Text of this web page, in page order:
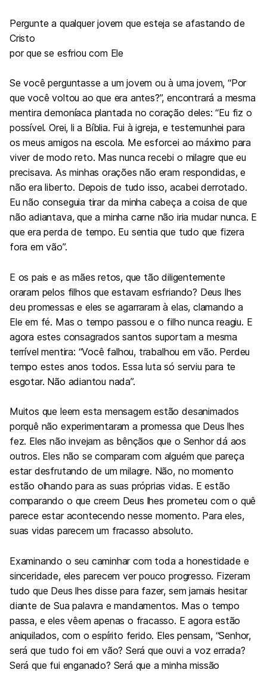
Pergunte a qualquer jovem que esteja se afastando de
Cristo
por que se esfriou com Ele
Se você perguntasse a um jovem ou à uma jovem, “Por
que você voltou ao que era antes?”, encontrará a mesma
mentira demoníaca plantada no coração deles: “Eu fiz o
possível. Orei, li a Bíblia. Fui à igreja, e testemunhei para
os meus amigos na escola. Me esforcei ao máximo para
viver de modo reto. Mas nunca recebi o milagre que eu
precisava. As minhas orações não eram respondidas, e
não era liberto. Depois de tudo isso, acabei derrotado.
Eu não conseguia tirar da minha cabeça a coisa de que
não adiantava, que a minha carne não iria mudar nunca. E
que era perda de tempo. Eu sentia que tudo que fizera
fora em vão”.
E os pais e as mães retos, que tão diligentemente
oraram pelos filhos que estavam esfriando? Deus lhes
deu promessas e eles se agarraram à elas, clamando a
Ele em fé. Mas o tempo passou e o filho nunca reagiu. E
agora estes consagrados santos suportam a mesma
terrível mentira: “Você falhou, trabalhou em vão. Perdeu
tempo estes anos todos. Essa luta só serviu para te
esgotar. Não adiantou nada”.
Muitos que leem esta mensagem estão desanimados
porquê não experimentaram a promessa que Deus lhes
fez. Eles não invejam as bênçãos que o Senhor dá aos
outros. Eles não se comparam com alguém que pareça
estar desfrutando de um milagre. Não, no momento
estão olhando para as suas próprias vidas. E estão
comparando o que creem Deus lhes prometeu com o quê
parece estar acontecendo nesse momento. Para eles,
suas vidas parecem um fracasso absoluto.
Examinando o seu caminhar com toda a honestidade e
sinceridade, eles parecem ver pouco progresso. Fizeram
tudo que Deus lhes disse para fazer, sem jamais hesitar
diante de Sua palavra e mandamentos. Mas o tempo
passa, e eles vêem apenas o fracasso. E agora estão
aniquilados, com o espírito ferido. Eles pensam, “Senhor,
será que tudo foi em vão? Será que ouvi a voz errada?
Será que fui enganado? Será que a minha missão